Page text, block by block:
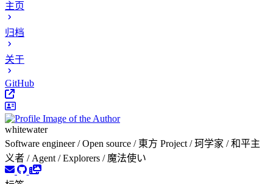
主页
归档
关于
GitHub
whitewater
Software engineer / Open source / 東方 Project / 珂学家 / 和平主
义者 / Agent / Explorers / 魔法使い